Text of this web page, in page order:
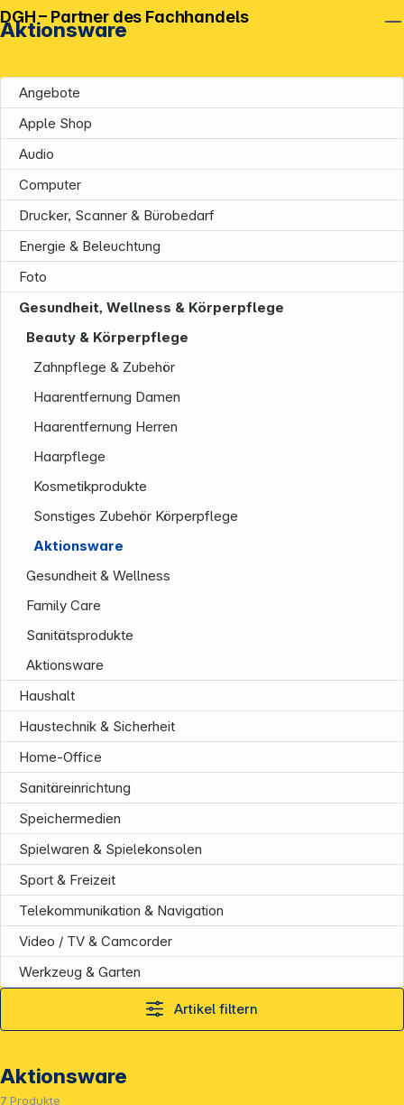
Aktionsware
Angebote
Apple Shop
Audio
Computer
Drucker, Scanner & Bürobedarf
Energie & Beleuchtung
Foto
Gesundheit, Wellness & Körperpflege
Beauty & Körperpflege
Zahnpflege & Zubehör
Haarentfernung Damen
Haarentfernung Herren
Haarpflege
Kosmetikprodukte
Sonstiges Zubehör Körperpflege
Aktionsware
Gesundheit & Wellness
Family Care
Sanitätsprodukte
Aktionsware
Haushalt
Haustechnik & Sicherheit
Home-Office
Sanitäreinrichtung
Speichermedien
Spielwaren & Spielekonsolen
Sport & Freizeit
Telekommunikation & Navigation
Video / TV & Camcorder
Werkzeug & Garten
Artikel filtern
Aktionsware
7 Produkte
DGH – Partner des Fachhandels
Unternehmen
Informationen
Service
Folgen Sie uns auf